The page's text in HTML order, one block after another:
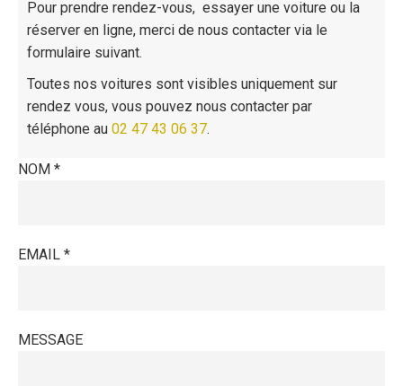
Pour prendre rendez-vous, essayer une voiture ou la
réserver en ligne, merci de nous contacter via le
formulaire suivant.
Toutes nos voitures sont visibles uniquement sur
rendez vous, vous pouvez nous contacter par
téléphone au 02 47 43 06 37.
NOM *
EMAIL *
MESSAGE